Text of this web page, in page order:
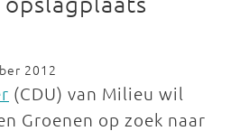
2012
(CDU) van Milieu wil
Groenen op zoek naar